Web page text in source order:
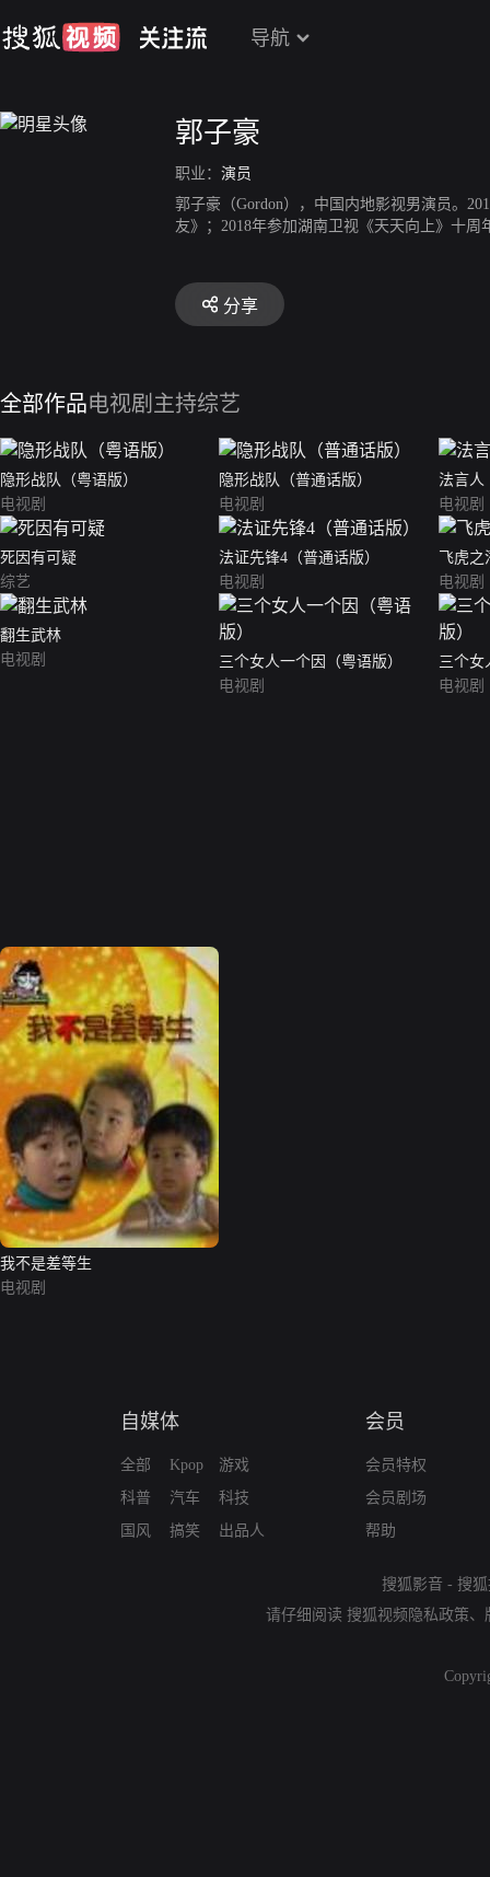
导航
郭子豪
职业： 演员
郭子豪（Gordon），中国内地影视男演员。
友》；2018年参加湖南卫视《天天向上》十周
分享
全部作品电视剧 主持综艺
隐形战队（粤语版）
电视剧
隐形战队（普通话版）
电视剧
法言人
电视剧
死因有可疑
综艺
法证先锋4（普通话版）
电视剧
飞虎
电视剧
翻生武林
电视剧
三个女人一个因（粤语版）
电视剧
三个女
电视剧
我不是差等生
电视剧
自媒体
全部
科普
国风
Kpop
汽车
搞笑
游戏
科技
出品人
会员
会员特权
会员剧场
帮助
搜狐影音 - 搜
请仔细阅读 搜狐视频隐私政策、